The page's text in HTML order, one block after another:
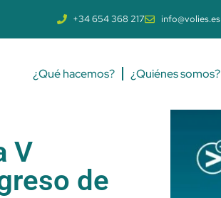
+34 654 368 217 info@volies.es
¿Qué hacemos? ¿Quiénes somos?
V
de